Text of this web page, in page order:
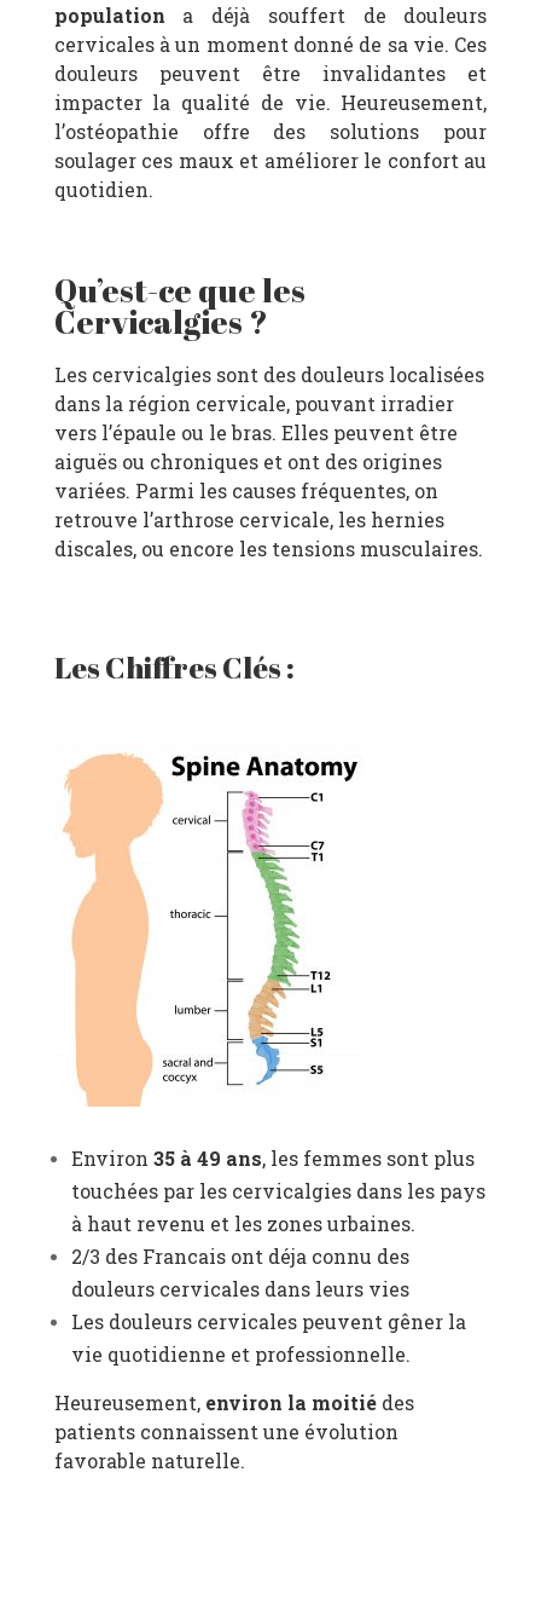
population a déjà souffert de douleurs
cervicales à un moment donné de sa vie. Ces
douleurs peuvent être invalidantes et
impacter la qualité de vie. Heureusement,
l’ostéopathie offre des solutions pour
soulager ces maux et améliorer le confort au
quotidien.
Qu’est-ce que les
Cervicalgies ?
Les cervicalgies sont des douleurs localisées
dans la région cervicale, pouvant irradier
vers l’épaule ou le bras. Elles peuvent être
aiguës ou chroniques et ont des origines
variées. Parmi les causes fréquentes, on
retrouve l’arthrose cervicale, les hernies
discales, ou encore les tensions musculaires.
Les Chiffres Clés :
Environ 35 à 49 ans, les femmes sont plus
touchées par les cervicalgies dans les pays
à haut revenu et les zones urbaines.
2/3 des Francais ont déja connu des
douleurs cervicales dans leurs vies
Les douleurs cervicales peuvent gêner la
vie quotidienne et professionnelle.
Heureusement, environ la moitiédes
patients connaissent une évolution
favorable naturelle.